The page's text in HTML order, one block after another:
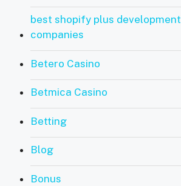
best shopify plus development
companies
Betero Casino
Betmica Casino
Betting
Blog
Bonus